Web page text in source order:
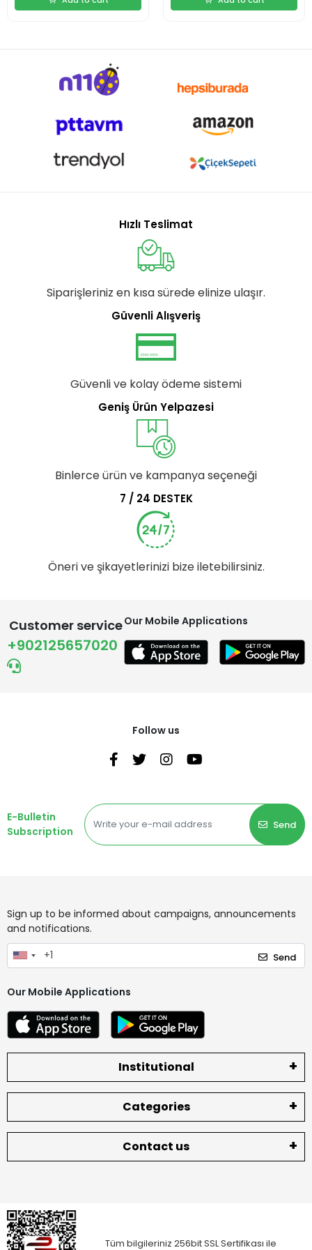
Hızlı Teslimat
Siparişleriniz en kısa sürede elinize ulaşır.
Güvenli Alışveriş
Güvenli ve kolay ödeme sistemi
Geniş Ürün Yelpazesi
Binlerce ürün ve kampanya seçeneği
7 / 24 DESTEK
Öneri ve şikayetlerinizi bize iletebilirsiniz.
Customer service
+902125657020
Our Mobile Applications
Follow us
E-Bulletin
Subscription
Send
Sign up to be informed about campaigns, announcements
and notifications.
Send
Our Mobile Applications
Institutional
Categories
Contact us
Tüm bilgileriniz 256bit SSL Sertifikası ile